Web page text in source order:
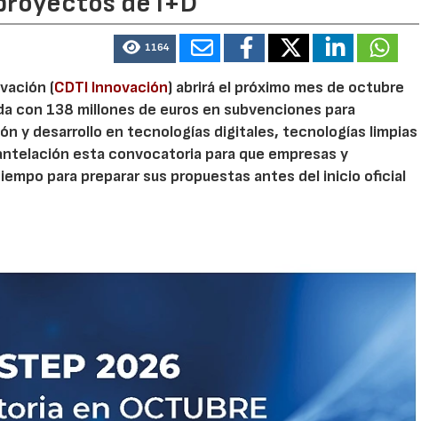
1164
(CDTI Innovación) abrirá el próximo mes de octubre
con 138 millones de euros en subvenciones para
y desarrollo en tecnologías digitales, tecnologías limpias
esta convocatoria para que empresas y
para preparar sus propuestas antes del inicio oficial